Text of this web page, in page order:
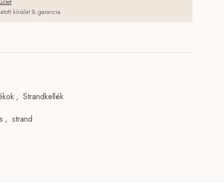
kínálat & garancia
, Strandkellék
, strand